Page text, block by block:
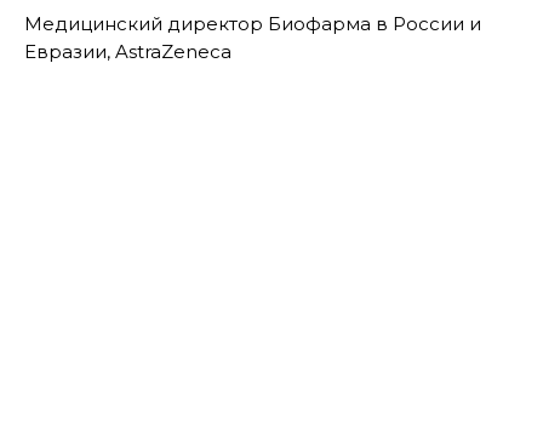
Медицинский директор Биофарма в России и
Евразии, AstraZeneca